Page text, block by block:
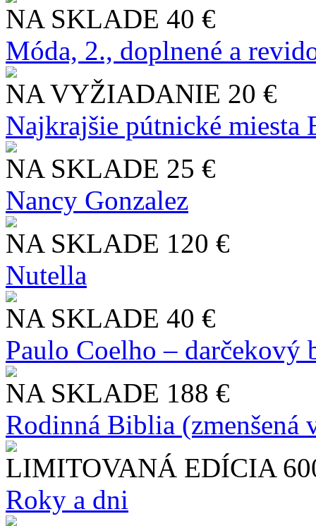
NA SKLADE 40 €
Móda, 2., doplnené a
NA VYŽIADANIE 20 €
Najkrajšie pútnické miesta
NA SKLADE 25 €
Nancy Gonzalez
NA SKLADE 120 €
Nutella
NA SKLADE 40 €
Paulo Coelho – darčekový
NA SKLADE 188 €
Rodinná Biblia (zmenšená
LIMITOVANÁ EDÍCIA
Roky a dni